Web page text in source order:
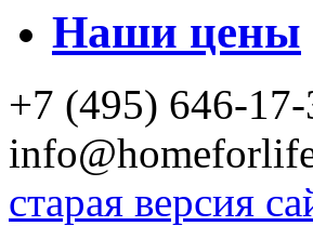
Наши цены
+7 (495) 646-17-
старая версия